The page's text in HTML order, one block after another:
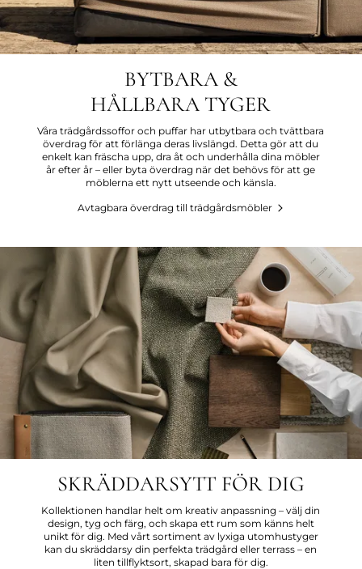
BYTBARA &
HÅLLBARA TYGER
Våra trädgårdssoffor och puffar har utbytbara och tvättbara
överdrag för att förlänga deras livslängd. Detta gör att du
enkelt kan fräscha upp, dra åt och underhålla dina möbler
år efter år – eller byta överdrag när det behövs för att ge
möblerna ett nytt utseende och känsla.
Avtagbara överdrag till trädgårdsmöbler
SKRÄDDARSYTT FÖR DIG
Kollektionen handlar helt om kreativ anpassning – välj din
design, tyg och färg, och skapa ett rum som känns helt
unikt för dig. Med vårt sortiment av lyxiga utomhustyger
kan du skräddarsy din perfekta trädgård eller terrass – en
liten tillflyktsort, skapad bara för dig.